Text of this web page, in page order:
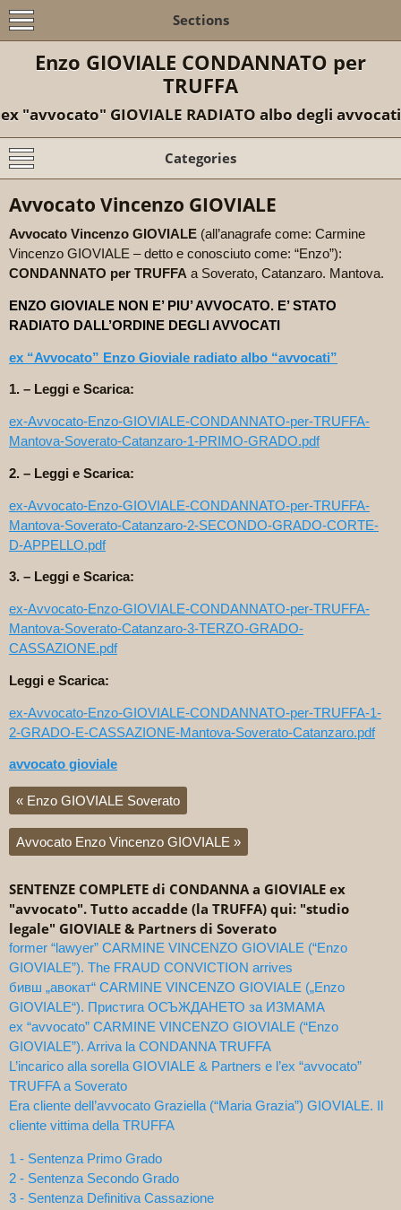
Sections
Enzo GIOVIALE CONDANNATO per
TRUFFA
ex "avvocato" GIOVIALE RADIATO albo degli avvocati
Categories
Avvocato Vincenzo GIOVIALE
Avvocato Vincenzo GIOVIALE (all’anagrafe come: Carmine
Vincenzo GIOVIALE – detto e conosciuto come: “Enzo”):
CONDANNATO per TRUFFA a Soverato, Catanzaro. Mantova.
ENZO GIOVIALE NON E’ PIU’ AVVOCATO. E’ STATO
RADIATO DALL’ORDINE DEGLI AVVOCATI
ex “Avvocato” Enzo Gioviale radiato albo “avvocati”
1. – Leggi e Scarica:
ex-Avvocato-Enzo-GIOVIALE-CONDANNATO-per-TRUFFA-
Mantova-Soverato-Catanzaro-1-PRIMO-GRADO.pdf
2. – Leggi e Scarica:
ex-Avvocato-Enzo-GIOVIALE-CONDANNATO-per-TRUFFA-
Mantova-Soverato-Catanzaro-2-SECONDO-GRADO-CORTE-
D-APPELLO.pdf
3. – Leggi e Scarica:
ex-Avvocato-Enzo-GIOVIALE-CONDANNATO-per-TRUFFA-
Mantova-Soverato-Catanzaro-3-TERZO-GRADO-
CASSAZIONE.pdf
Leggi e Scarica:
ex-Avvocato-Enzo-GIOVIALE-CONDANNATO-per-TRUFFA-1-
2-GRADO-E-CASSAZIONE-Mantova-Soverato-Catanzaro.pdf
avvocato gioviale
« Enzo GIOVIALE Soverato
Avvocato Enzo Vincenzo GIOVIALE »
SENTENZE COMPLETE di CONDANNA a GIOVIALE ex
"avvocato". Tutto accadde (la TRUFFA) qui: "studio
legale" GIOVIALE & Partners di Soverato
former “lawyer” CARMINE VINCENZO GIOVIALE (“Enzo
GIOVIALE”). The FRAUD CONVICTION arrives
бивш „авокат“ CARMINE VINCENZO GIOVIALE („Enzo
GIOVIALE“). Пристига ОСЪЖДАНЕТО за ИЗМАМА
ex “avvocato” CARMINE VINCENZO GIOVIALE (“Enzo
GIOVIALE”). Arriva la CONDANNA TRUFFA
L’incarico alla sorella GIOVIALE & Partners e l’ex “avvocato”
TRUFFA a Soverato
Era cliente dell’avvocato Graziella (“Maria Grazia”) GIOVIALE. Il
cliente vittima della TRUFFA
1 - Sentenza Primo Grado
2 - Sentenza Secondo Grado
3 - Sentenza Definitiva Cassazione